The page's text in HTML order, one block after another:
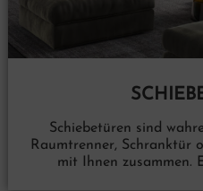
Schiebetüren sind
Raumtrenner, Schranktür
mit Ihnen zusammen.